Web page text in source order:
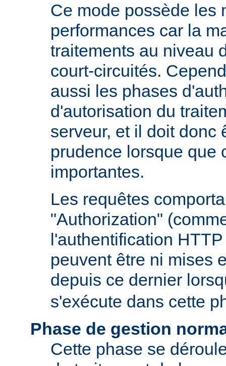
Ce mode possède les
performances car la
traitements au niveau
court-circuités.
aussi les phases
d'autorisation du
serveur, et il doit donc
prudence lorsque que
importantes.
Les requêtes
"Authorization"
l'authentification
peuvent être ni mises
depuis ce dernier
s'exécute dans cette
Phase de gestion
Cette phase se